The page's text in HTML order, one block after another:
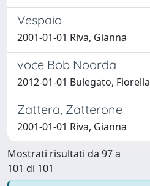
Vespaio
2001-01-01 Riva, Gianna
voce Bob Noorda
2012-01-01 Bulegato, Fiorella
Zattera, Zatterone
2001-01-01 Riva, Gianna
Mostrati risultati da 97 a
101 di 101